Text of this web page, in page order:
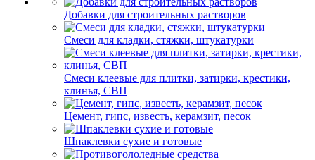
Добавки для строительных растворов
Смеси для кладки, стяжки, штукатурки
Смеси клеевые для плитки, затирки, крестики,
клинья, СВП
Цемент, гипс, известь, керамзит, песок
Шпаклевки сухие и готовые